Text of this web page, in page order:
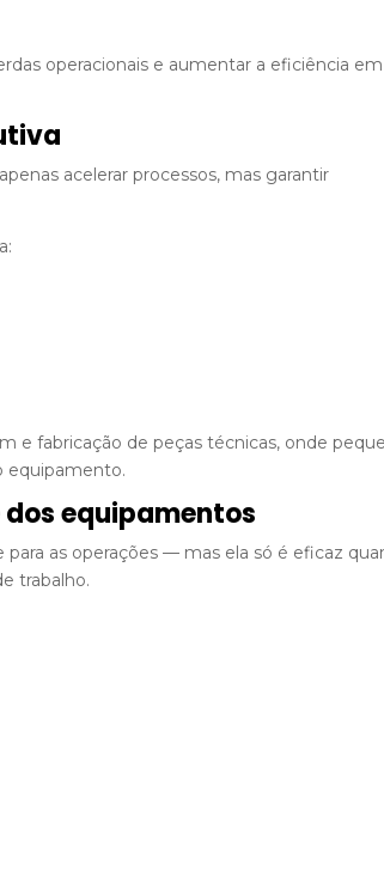
operacionais e aumentar a eficiência em
acelerar processos, mas garantir
e fabricação de peças técnicas, onde
equipamento.
equipamentos
as operações — mas ela só é eficaz
trabalho.